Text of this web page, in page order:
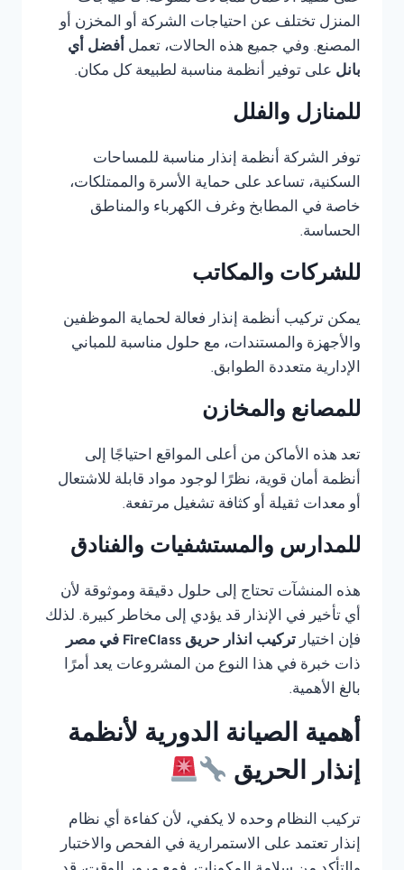
المنزل تختلف عن احتياجات الشركة أو المخزن أو
المصنع. وفي جميع هذه الحالات، تعمل أفضل أي
بانل على توفير أنظمة مناسبة لطبيعة كل مكان.
للمنازل والفلل
توفر الشركة أنظمة إنذار مناسبة للمساحات
السكنية، تساعد على حماية الأسرة والممتلكات،
خاصة في المطابخ وغرف الكهرباء والمناطق
الحساسة.
للشركات والمكاتب
يمكن تركيب أنظمة إنذار فعالة لحماية الموظفين
والأجهزة والمستندات، مع حلول مناسبة للمباني
الإدارية متعددة الطوابق.
للمصانع والمخازن
تعد هذه الأماكن من أعلى المواقع احتياجًا إلى
أنظمة أمان قوية، نظرًا لوجود مواد قابلة للاشتعال
أو معدات ثقيلة أو كثافة تشغيل مرتفعة.
للمدارس والمستشفيات والفنادق
هذه المنشآت تحتاج إلى حلول دقيقة وموثوقة لأن
أي تأخير في الإنذار قد يؤدي إلى مخاطر كبيرة. لذلك
فإن اختيار تركيب انذار حريق FireClass في مصر
ذات خبرة في هذا النوع من المشروعات يعد أمرًا
بالغ الأهمية.
أهمية الصيانة الدورية لأنظمة
إنذار الحريق
تركيب النظام وحده لا يكفي، لأن كفاءة أي نظام
إنذار تعتمد على الاستمرارية في الفحص والاختبار